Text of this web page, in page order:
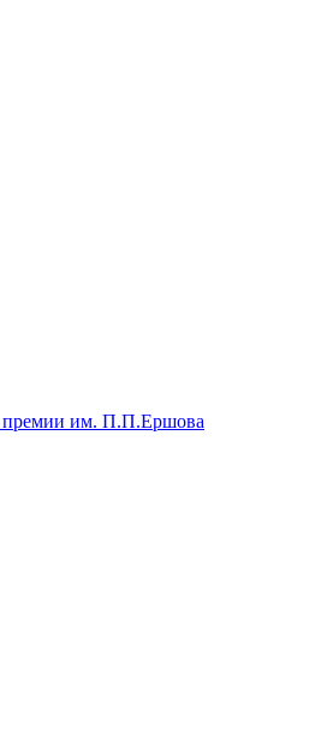
премии им. П.П.Ершова